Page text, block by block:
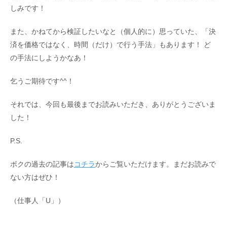
しみです！
また、かねてから検証したいなと（個人的に）思っていた、「決
済を価格ではなく、時間（だけ）で行う手法」もあります！ ど
の手法にしようかなあ！
乞うご期待です^^！
それでは、今回も最後までお読みいただき、ありがとうございま
した！
P.S.
ボクの過去の記事はコチラからご覧いただけます。まだお読みで
ない方はぜひ！
（仕事人「U」）